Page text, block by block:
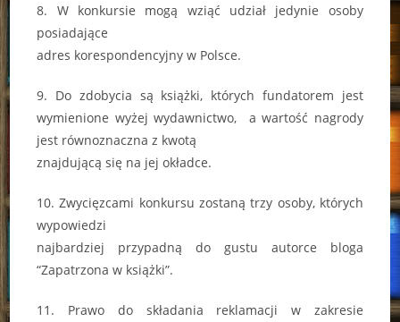
8. W konkursie mogą wziąć udział jedynie osoby
posiadające
adres korespondencyjny w Polsce.
9. Do zdobycia są książki, których fundatorem jest
wymienione wyżej wydawnictwo, a wartość nagrody
jest równoznaczna z kwotą
znajdującą się na jej okładce.
10. Zwycięzcami konkursu zostaną trzy osoby, których
wypowiedzi
najbardziej przypadną do gustu autorce bloga
“Zapatrzona w książki”.
11. Prawo do składania reklamacji w zakresie